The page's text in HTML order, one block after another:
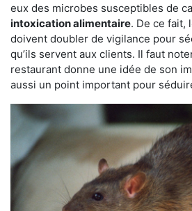
eux des microbes susceptibles de
intoxication alimentaire. De ce fait,
doivent doubler de vigilance pour
qu’ils servent aux clients. Il faut
restaurant donne une idée de son
aussi un point important pour